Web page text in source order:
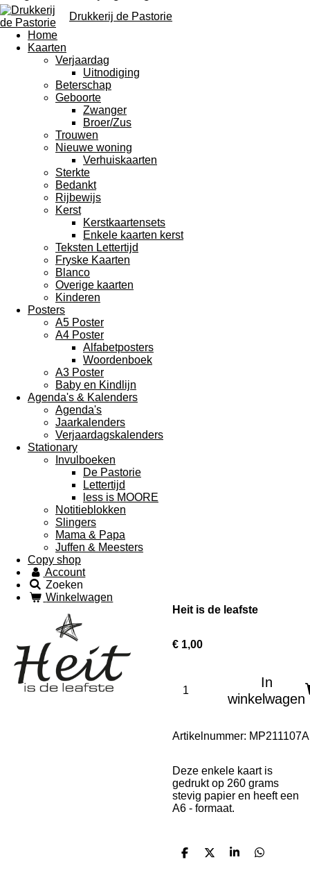
Drukkerij de Pastorie
Home
Kaarten
Verjaardag
Uitnodiging
Beterschap
Geboorte
Zwanger
Broer/Zus
Trouwen
Nieuwe woning
Verhuiskaarten
Sterkte
Bedankt
Rijbewijs
Kerst
Kerstkaartensets
Enkele kaarten kerst
Teksten Lettertijd
Fryske Kaarten
Blanco
Overige kaarten
Kinderen
Posters
A5 Poster
A4 Poster
Alfabetposters
Woordenboek
A3 Poster
Baby en Kindlijn
Agenda's & Kalenders
Agenda's
Jaarkalenders
Verjaardagskalenders
Stationary
Invulboeken
De Pastorie
Lettertijd
less is MOORE
Notitieblokken
Slingers
Mama & Papa
Juffen & Meesters
Copy shop
Account
Zoeken
Winkelwagen
Heit is de leafste
€ 1,00
In
winkelwagen
Artikelnummer: MP211107A
Deze enkele kaart is
gedrukt op 260 grams
stevig papier en heeft een
A6 - formaat.
D
D
S
D